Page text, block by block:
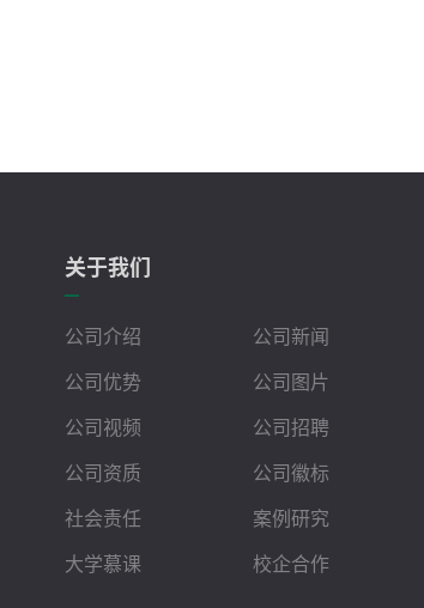
关于我们
公司介绍
公司新闻
公司优势
公司图片
公司视频
公司招聘
公司资质
公司徽标
社会责任
案例研究
大学慕课
校企合作